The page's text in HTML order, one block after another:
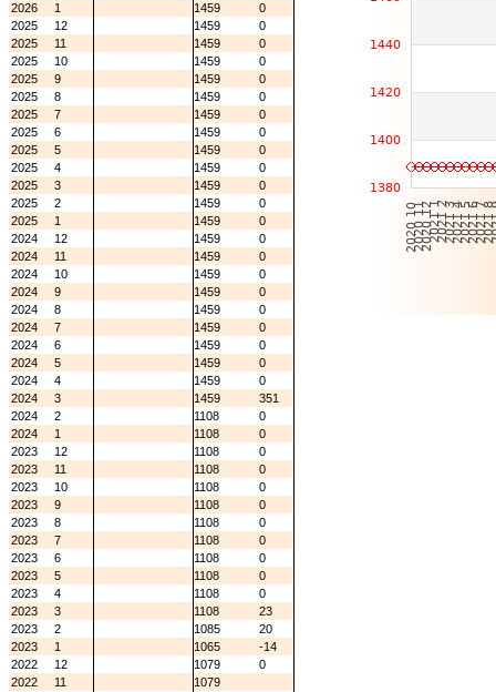
2026
1 1459
0
2025
12 1459
0
2025
11 1459
0
2025
10 1459
0
2025
9 1459
0
2025
8 1459
0
2025
7 1459
0
2025
6 1459
0
2025
5 1459
0
2025
4 1459
0
2025
3 1459
0
2025
2 1459
0
2025
1 1459
0
2024
12 1459
0
2024
11 1459
0
2024
10 1459
0
2024
9 1459
0
2024
8 1459
0
2024
7 1459
0
2024
6 1459
0
2024
5 1459
0
2024
4 1459
0
2024
3 1459
351
2024
2 1108
0
2024
1 1108
0
2023
12 1108
0
2023
11 1108
0
2023
10 1108
0
2023
9 1108
0
2023
8 1108
0
2023
7 1108
0
2023
6 1108
0
2023
5 1108
0
2023
4 1108
0
2023
3 1108
23
2023
2 1085
20
2023
1 1065
-14
2022
12 1079
0
2022
11
1079